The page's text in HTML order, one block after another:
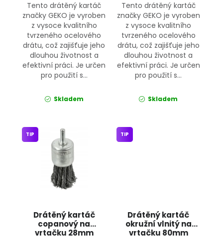
Tento drátěný kartáč
značky GEKO je vyroben
z vysoce kvalitního
tvrzeného ocelového
drátu, což zajišťuje jeho
dlouhou životnost a
efektivní práci. Je určen
pro použití s...
Skladem
Tento drátěný kartáč
značky GEKO je vyroben
z vysoce kvalitního
tvrzeného ocelového
drátu, což zajišťuje jeho
dlouhou životnost a
efektivní práci. Je určen
pro použití s...
Skladem
Drátěný kartáč
copanový na
vrtačku 28mm
TIP
Drátěný kartáč
okružní vlnitý na
vrtačku 80mm
TIP